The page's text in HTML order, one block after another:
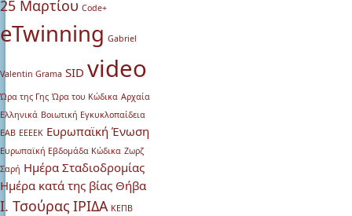
25 Μαρτίου Code+
eTwinning Gabriel
Valentin Grama SID video
Ώρα της Γης Ώρα του Κώδικα Αρχαία
Ελληνικά Βοιωτική Εγκυκλοπαίδεια
ΕΑΒ ΕΕΕΕΚ Ευρωπαϊκή Ένωση
Ευρωπαϊκή Εβδομάδα Κώδικα Ζωρζ
Σαρή Ημέρα Σταδιοδρομίας
Ημέρα κατά της βίας Θήβα
Ι. Τσούρας ΙΡΙΔΑ ΚΕΠΒ